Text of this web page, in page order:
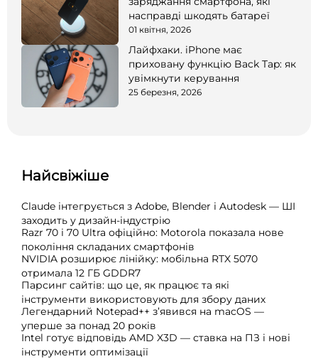
насправді шкодять батареї
01 квітня, 2026
Лайфхаки. iPhone має
приховану функцію Back Tap: як
увімкнути керування
25 березня, 2026
Найсвіжіше
Claude інтегрується з Adobe, Blender і Autodesk — ШІ
заходить у дизайн-індустрію
Razr 70 і 70 Ultra офіційно: Motorola показала нове
покоління складаних смартфонів
NVIDIA розширює лінійку: мобільна RTX 5070
отримала 12 ГБ GDDR7
Парсинг сайтів: що це, як працює та які
інструменти використовують для збору даних
Легендарний Notepad++ з’явився на macOS —
уперше за понад 20 років
Intel готує відповідь AMD X3D — ставка на ПЗ і нові
інструменти оптимізації